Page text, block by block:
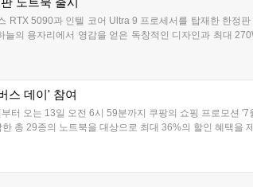
RTX 5090과 인텔 코어 Ultra 9 프로세서를 탑재한 한정
의 용자리에서 영감을 얻은 독창적인 디자인과 최대
스 데이' 참여
터 오는 13일 오전 6시 59분까지 쿠팡의 쇼핑 프로모션
총 29종의 노트북을 대상으로 최대 36%의 할인 혜택을